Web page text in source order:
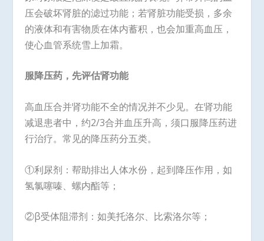
压会破坏肾脏的滤过功能；若肾脏功能受损，多余
的液体和有害物质在体内蓄积，也会加重高血压，
使心血管系统雪上加霜。
服降压药，先评估肾功能
高血压合并肾功能不全的情况并不少见。在肾功能
减退患者中，约2/3合并血压升高，须口服降压药进
行治疗。常见的降压药分五类。
①利尿剂：帮助排出人体水份，起到降压作用，如
氢氯噻嗪、螺内酯等；
②β受体阻滞剂：如美托洛尔、比索洛尔等；